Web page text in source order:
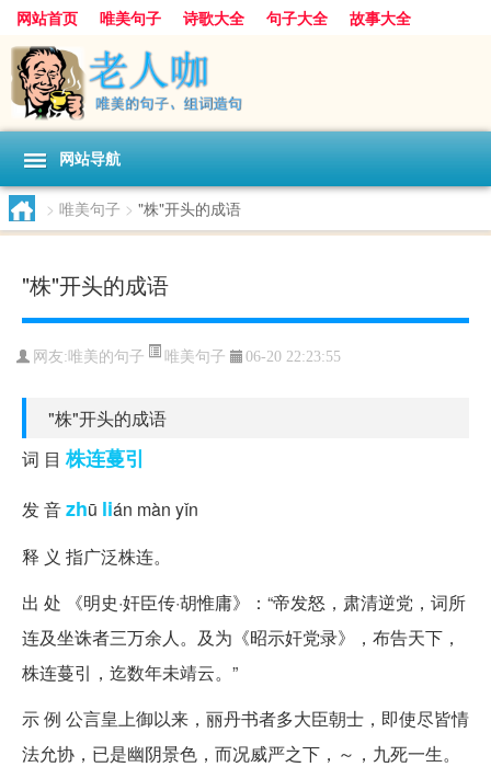
网站首页 唯美句子 诗歌大全 句子大全
故事大全
人生感悟
其他美文 美文欣赏
感人故事
句子分类
网站导航
> 唯美句子 > "株"开头的成语
"株"开头的成语
网友: 唯美的句子 唯美句子 06-20 22:23:55
"株"开头的成语
词 目株连蔓引
发 音zhū lián màn yǐn
释 义 指广泛株连。
出 处 《明史·奸臣传·胡惟庸》：“帝发怒，肃清逆党，词所
连及坐诛者三万余人。及为《昭示奸党录》，布告天下，
株连蔓引，迄数年未靖云。”
示 例 公言皇上御以来，丽丹书者多大臣朝士，即使尽皆情
法允协，已是幽阴景色，而况威严之下，～，九死一生。